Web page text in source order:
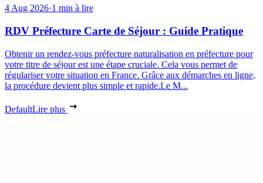
4 Aug 2026·1 min à lire
RDV Préfecture Carte de Séjour : Guide Pratique
Obtenir un rendez-vous préfecture naturalisation en préfecture pour
votre titre de séjour est une étape cruciale. Cela vous permet de
régulariser votre situation en France. Grâce aux démarches en ligne,
la procédure devient plus simple et rapide.Le M...
DefaultLire plus